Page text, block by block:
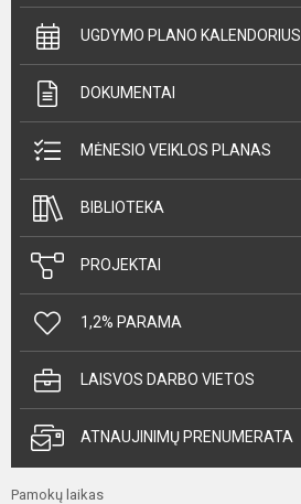
UGDYMO PLANO KALENDORIUS
DOKUMENTAI
MĖNESIO VEIKLOS PLANAS
BIBLIOTEKA
PROJEKTAI
1,2% PARAMA
LAISVOS DARBO VIETOS
ATNAUJINIMŲ PRENUMERATA
Pamokų laikas